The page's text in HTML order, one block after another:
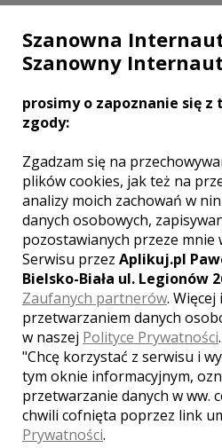
MIEJSCOWOŚCI W
Wesele Warszawa,Wesele
Iwiczna ,Wesele Nowa Iwiczna,
Wesele Józefosław ,Wesele
Wesele Kierszek
Szanowna
Szanowny
prosimy o zapoznanie się z
zgody:
Zgadzam się na
plików cookies, jak też na
analizy moich zachowań w
danych osobowych,
pozostawianych przeze mnie
Serwisu przez Aplikuj.pl
Bielsko-Biała ul. Legionów
Zaufanych partnerów.
przetwarzaniem danych
w naszej Polityce Prywatności
"Chcę korzystać z serwisu i
tym oknie informacyjnym,
przetwarzanie danych w ww.
chwili cofnięta poprzez link
Prywatności.